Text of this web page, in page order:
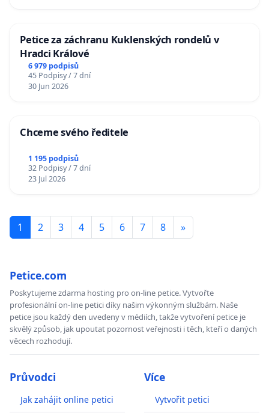
Petice za záchranu Kuklenských rondelů v
Hradci Králové
6 979 podpisů
45 Podpisy / 7 dní
30 Jun 2026
Chceme svého ředitele
1 195 podpisů
32 Podpisy / 7 dní
23 Jul 2026
1 2 3 4 5 6 7 8 »
Petice.com
Poskytujeme zdarma hosting pro on-line petice. Vytvořte
profesionální on-line petici díky našim výkonným službám. Naše
petice jsou každý den uvedeny v médiích, takže vytvoření petice je
skvělý způsob, jak upoutat pozornost veřejnosti i těch, kteří o daných
věcech rozhodují.
Průvodci
Jak zahájit online petici
Více
Vytvořit petici